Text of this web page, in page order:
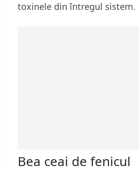
toxinele din întregul sistem.
Bea ceai de fenicul